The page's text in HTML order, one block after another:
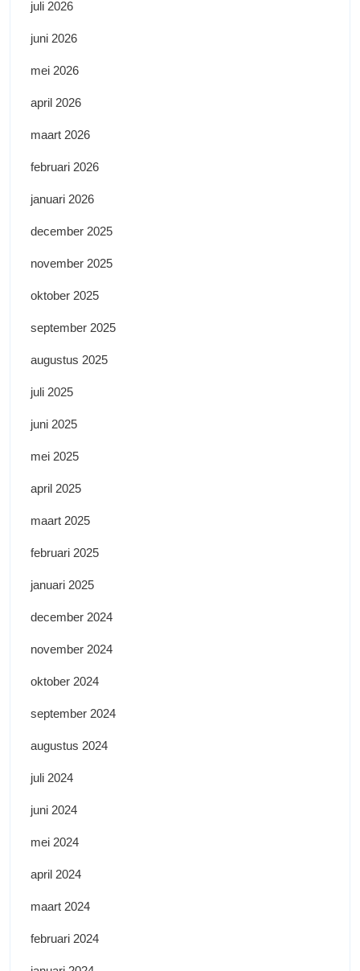
juli 2026
juni 2026
mei 2026
april 2026
maart 2026
februari 2026
januari 2026
december 2025
november 2025
oktober 2025
september 2025
augustus 2025
juli 2025
juni 2025
mei 2025
april 2025
maart 2025
februari 2025
januari 2025
december 2024
november 2024
oktober 2024
september 2024
augustus 2024
juli 2024
juni 2024
mei 2024
april 2024
maart 2024
februari 2024